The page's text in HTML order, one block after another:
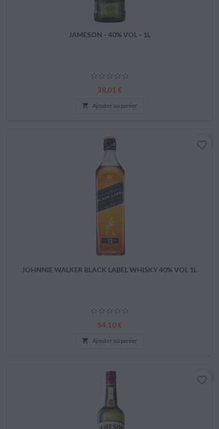
JAMESON - 40% VOL - 1L
Prix
38,01 €
 Ajouter au panier
JOHNNIE WALKER BLACK LABEL WHISKY 40% VOL 1L
Prix
54,10 €
 Ajouter au panier
favorite_border
favorite_border